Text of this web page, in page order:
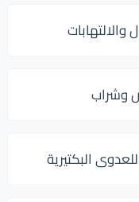
البكتيرية